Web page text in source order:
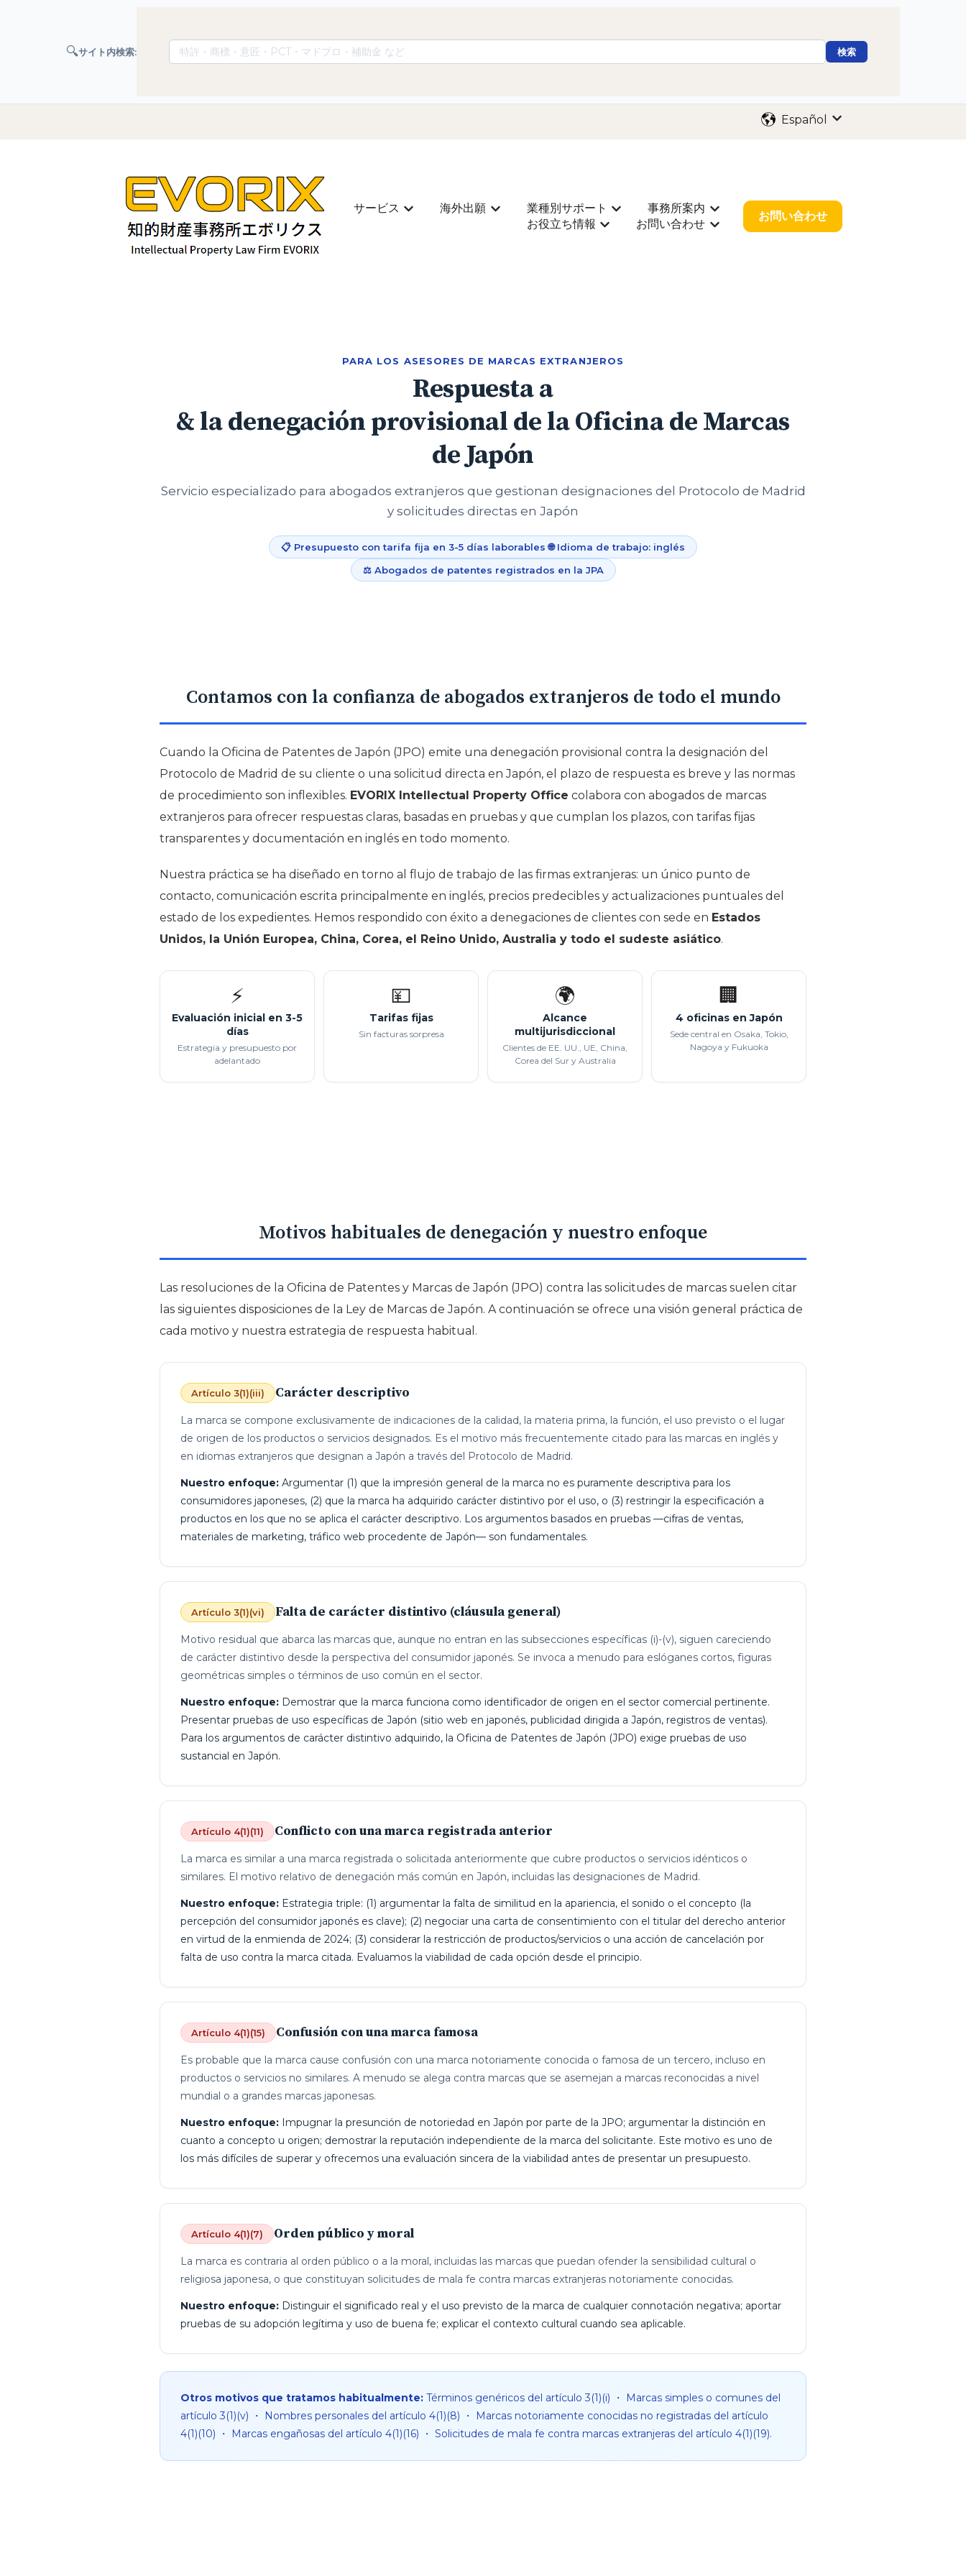
🔍サイト内検索: 検索
Español
サービス
Mostrar submenú de サービス
海外出願
Mostrar submenú de 海外出願
業種別サポート
Mostrar submenú de 業種別サポート
事務所案内
Mostrar submenú de 事務所案内
お役立ち情報
Mostrar submenú de お役立ち情報
お問い合わせ
Mostrar submenú de お問い合わせ
お問い合わせ
PARA LOS ASESORES DE MARCAS EXTRANJEROS
Respuesta a
& la denegación provisional de la Oficina de Marcas
de Japón
Servicio especializado para abogados extranjeros que gestionan designaciones del Protocolo de Madrid
y solicitudes directas en Japón
📋 Presupuesto con tarifa fija en 3-5 días laborables 🌐 Idioma de trabajo: inglés
⚖️ Abogados de patentes registrados en la JPA
Contamos con la confianza de abogados extranjeros de todo el mundo
Cuando la Oficina de Patentes de Japón (JPO) emite una denegación provisional contra la designación del
Protocolo de Madrid de su cliente o una solicitud directa en Japón, el plazo de respuesta es breve y las normas
de procedimiento son inflexibles. EVORIX Intellectual Property Office colabora con abogados de marcas
extranjeros para ofrecer respuestas claras, basadas en pruebas y que cumplan los plazos, con tarifas fijas
transparentes y documentación en inglés en todo momento.
Nuestra práctica se ha diseñado en torno al flujo de trabajo de las firmas extranjeras: un único punto de
contacto, comunicación escrita principalmente en inglés, precios predecibles y actualizaciones puntuales del
estado de los expedientes. Hemos respondido con éxito a denegaciones de clientes con sede en Estados
Unidos, la Unión Europea, China, Corea, el Reino Unido, Australia y todo el sudeste asiático.
⚡
Evaluación inicial en 3-5
días
Estrategia y presupuesto por
adelantado
💴
Tarifas fijas
Sin facturas sorpresa
🌍
Alcance
multijurisdiccional
Clientes de EE. UU., UE, China,
Corea del Sur y Australia
🏢
4 oficinas en Japón
Sede central en Osaka, Tokio,
Nagoya y Fukuoka
Motivos habituales de denegación y nuestro enfoque
Las resoluciones de la Oficina de Patentes y Marcas de Japón (JPO) contra las solicitudes de marcas suelen citar
las siguientes disposiciones de la Ley de Marcas de Japón. A continuación se ofrece una visión general práctica de
cada motivo y nuestra estrategia de respuesta habitual.
Artículo 3(1)(iii) Carácter descriptivo
La marca se compone exclusivamente de indicaciones de la calidad, la materia prima, la función, el uso previsto o el lugar
de origen de los productos o servicios designados. Es el motivo más frecuentemente citado para las marcas en inglés y
en idiomas extranjeros que designan a Japón a través del Protocolo de Madrid.
Nuestro enfoque: Argumentar (1) que la impresión general de la marca no es puramente descriptiva para los
consumidores japoneses, (2) que la marca ha adquirido carácter distintivo por el uso, o (3) restringir la especificación a
productos en los que no se aplica el carácter descriptivo. Los argumentos basados en pruebas —cifras de ventas,
materiales de marketing, tráfico web procedente de Japón— son fundamentales.
Artículo 3(1)(vi) Falta de carácter distintivo (cláusula general)
Motivo residual que abarca las marcas que, aunque no entran en las subsecciones específicas (i)-(v), siguen careciendo
de carácter distintivo desde la perspectiva del consumidor japonés. Se invoca a menudo para eslóganes cortos, figuras
geométricas simples o términos de uso común en el sector.
Nuestro enfoque: Demostrar que la marca funciona como identificador de origen en el sector comercial pertinente.
Presentar pruebas de uso específicas de Japón (sitio web en japonés, publicidad dirigida a Japón, registros de ventas).
Para los argumentos de carácter distintivo adquirido, la Oficina de Patentes de Japón (JPO) exige pruebas de uso
sustancial en Japón.
Artículo 4(1)(11) Conflicto con una marca registrada anterior
La marca es similar a una marca registrada o solicitada anteriormente que cubre productos o servicios idénticos o
similares. El motivo relativo de denegación más común en Japón, incluidas las designaciones de Madrid.
Nuestro enfoque: Estrategia triple: (1) argumentar la falta de similitud en la apariencia, el sonido o el concepto (la
percepción del consumidor japonés es clave); (2) negociar una carta de consentimiento con el titular del derecho anterior
en virtud de la enmienda de 2024; (3) considerar la restricción de productos/servicios o una acción de cancelación por
falta de uso contra la marca citada. Evaluamos la viabilidad de cada opción desde el principio.
Artículo 4(1)(15) Confusión con una marca famosa
Es probable que la marca cause confusión con una marca notoriamente conocida o famosa de un tercero, incluso en
productos o servicios no similares. A menudo se alega contra marcas que se asemejan a marcas reconocidas a nivel
mundial o a grandes marcas japonesas.
Nuestro enfoque: Impugnar la presunción de notoriedad en Japón por parte de la JPO; argumentar la distinción en
cuanto a concepto u origen; demostrar la reputación independiente de la marca del solicitante. Este motivo es uno de
los más difíciles de superar y ofrecemos una evaluación sincera de la viabilidad antes de presentar un presupuesto.
Artículo 4(1)(7) Orden público y moral
La marca es contraria al orden público o a la moral, incluidas las marcas que puedan ofender la sensibilidad cultural o
religiosa japonesa, o que constituyan solicitudes de mala fe contra marcas extranjeras notoriamente conocidas.
Nuestro enfoque: Distinguir el significado real y el uso previsto de la marca de cualquier connotación negativa; aportar
pruebas de su adopción legítima y uso de buena fe; explicar el contexto cultural cuando sea aplicable.
Otros motivos que tratamos habitualmente: Términos genéricos del artículo 3(1)(i) ・ Marcas simples o comunes del
artículo 3(1)(v) ・ Nombres personales del artículo 4(1)(8) ・ Marcas notoriamente conocidas no registradas del artículo
4(1)(10) ・ Marcas engañosas del artículo 4(1)(16) ・ Solicitudes de mala fe contra marcas extranjeras del artículo 4(1)(19).